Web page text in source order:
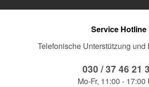
Service Hotline
Telefonische Unterstützung und
030 / 37 46 21
Mo-Fr, 11:00 - 17:00